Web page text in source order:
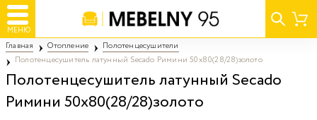
МЕНЮ
Главная Отопление
Полотенцесушители
Полотенцесушитель латунный Secado Римини 50х80(28/28)золото
Полотенцесушитель латунный Secado
Римини 50х80(28/28)золото